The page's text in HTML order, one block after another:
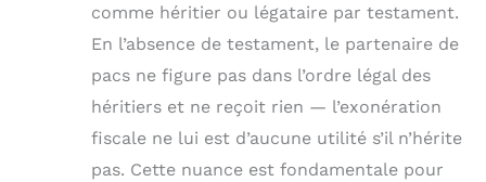
comme héritier ou légataire par testament.
En l’absence de testament, le partenaire de
pacs ne figure pas dans l’ordre légal des
héritiers et ne reçoit rien — l’exonération
fiscale ne lui est d’aucune utilité s’il n’hérite
pas. Cette nuance est fondamentale pour